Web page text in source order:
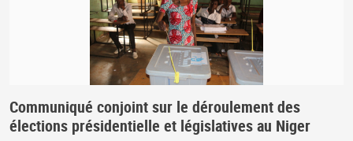
Communiqué conjoint sur le déroulement des
élections présidentielle et législatives au Niger